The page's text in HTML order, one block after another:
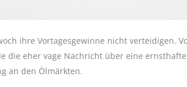
ihre Vortagesgewinne nicht verteidigen.
die eher vage Nachricht über eine
an den Ölmärkten.